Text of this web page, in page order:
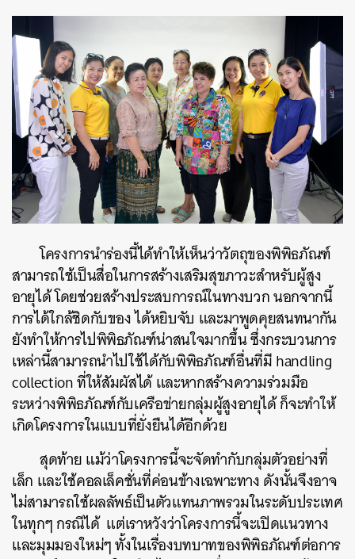
โครงการนำร่องนี้ได้ทำให้เห็นว่าวัตถุของพิพิธภัณฑ์
สามารถใช้เป็นสื่อในการสร้างเสริมสุขภาวะสำหรับผู้สูง
อายุได้ โดยช่วยสร้างประสบการณ์ในทางบวก นอกจากนี้
การได้ใกล้ชิดกับของ ได้หยิบจับ และมาพูดคุยสนทนากัน
ยังทำให้การไปพิพิธภัณฑ์น่าสนใจมากขึ้น ซึ่งกระบวนการ
เหล่านี้สามารถนำไปใช้ได้กับพิพิธภัณฑ์อื่นที่มี handling
collection ที่ให้สัมผัสได้ และหากสร้างความร่วมมือ
ระหว่างพิพิธภัณฑ์กับเครือข่ายกลุ่มผู้สูงอายุได้ ก็จะทำให้
เกิดโครงการในแบบที่ยั่งยืนได้อีกด้วย
สุดท้าย แม้ว่าโครงการนี้จะจัดทำกับกลุ่มตัวอย่างที่
เล็ก และใช้คอลเล็คชั่นที่ค่อนข้างเฉพาะทาง ดังนั้นจึงอาจ
ไม่สามารถใช้ผลลัพธ์เป็นตัวแทนภาพรวมในระดับประเทศ
ในทุกๆ กรณีได้ แต่เราหวังว่าโครงการนี้จะเปิดแนวทาง
และมุมมองใหม่ๆ ทั้งในเรื่องบทบาทของพิพิธภัณฑ์ต่อการ